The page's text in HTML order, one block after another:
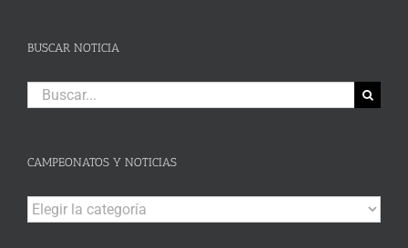
BUSCAR NOTICIA
Buscar:
CAMPEONATOS Y NOTICIAS
Campeonatos
y